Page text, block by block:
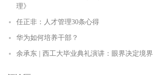
理》
任正非：人才管理30条心得
华为如何培养干部？
余承东 | 西工大毕业典礼演讲：眼界决定境界